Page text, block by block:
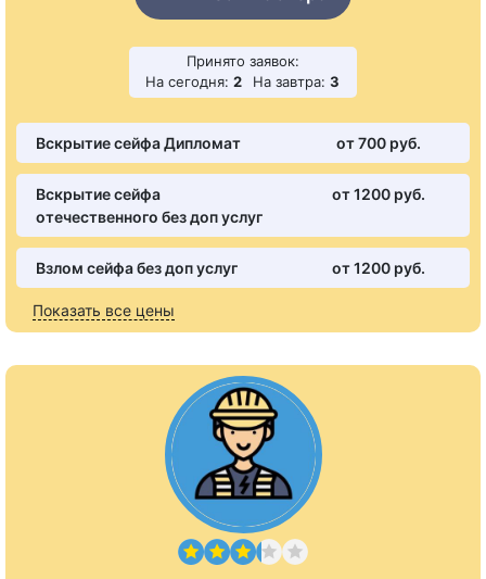
Принято заявок:
На сегодня: 2 На завтра: 3
Вскрытие сейфа Дипломат от 700 pуб.
Вскрытие сейфа
отечественного без доп услуг
от 1200 pуб.
Взлом сейфа без доп услуг от 1200 pуб.
Показать все цены